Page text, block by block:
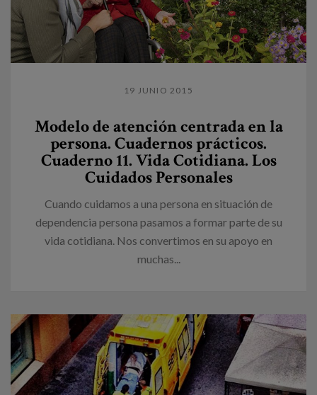
19 JUNIO 2015
Modelo de atención centrada en la
persona. Cuadernos prácticos.
Cuaderno 11. Vida Cotidiana. Los
Cuidados Personales
Cuando cuidamos a una persona en situación de
dependencia persona pasamos a formar parte de su
vida cotidiana. Nos convertimos en su apoyo en
muchas...